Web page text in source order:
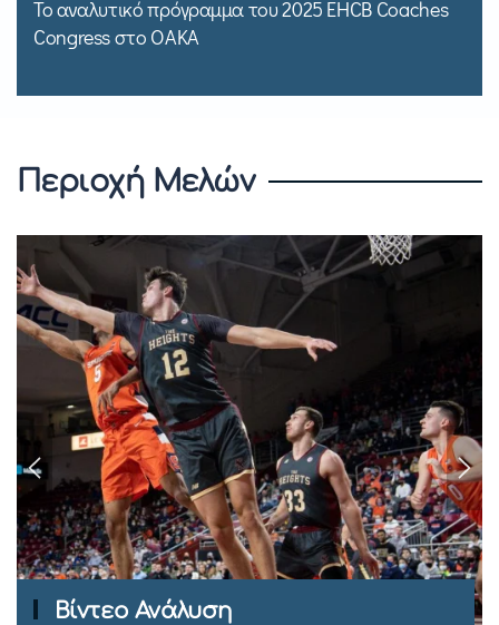
Το αναλυτικό πρόγραμμα του 2025 EHCB Coaches
Congress στο ΟΑΚΑ
Περιοχή Μελών
Ομιλίες Σεμιναρίων